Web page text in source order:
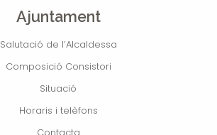
Ajuntament
Salutació de l’Alcaldessa
Composició Consistori
Situació
Horaris i telèfons